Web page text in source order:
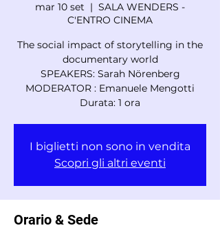
mar 10 set
  |
SALA WENDERS -
C'ENTRO CINEMA
The social impact of storytelling in the
documentary world
SPEAKERS: Sarah Nörenberg
MODERATOR : Emanuele Mengotti
Durata: 1 ora
I biglietti non sono in vendita
Scopri gli altri eventi
Orario & Sede